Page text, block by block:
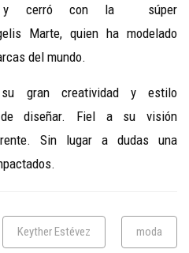
y cerró con la súper
Marte, quien ha modelado
del mundo.
gran creatividad y estilo
diseñar. Fiel a su visión
Sin lugar a dudas una
Keyther Estévez moda